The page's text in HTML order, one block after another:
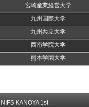
宮崎産業経営大学
九州国際大学
九州共立大学
西南学院大学
熊本学園大学
NIFS KANOYA 1st